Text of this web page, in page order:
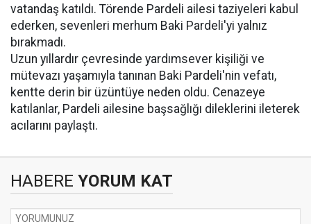
vatandaş katıldı. Törende Pardeli ailesi taziyeleri kabul
ederken, sevenleri merhum Baki Pardeli'yi yalnız
bırakmadı.
Uzun yıllardır çevresinde yardımsever kişiliği ve
mütevazı yaşamıyla tanınan Baki Pardeli'nin vefatı,
kentte derin bir üzüntüye neden oldu. Cenazeye
katılanlar, Pardeli ailesine başsağlığı dileklerini ileterek
acılarını paylaştı.
HABERE YORUM KAT